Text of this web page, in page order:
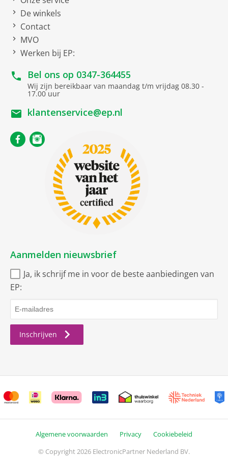
netto breedte
netto hoogte
netto diepte
netto gewicht
Soort
Handmixer
Uitrusting
Kneedhaken
2
De winkels
Contact
MVO
Werken bij EP:
Bel ons op 0347-364455
Wij zijn bereikbaar van maandag t/m vrijdag 08.30 -
17.00 uur
klantenservice@ep.nl
Aanmelden nieuwsbrief
Ja, ik schrijf me in voor de beste aanbiedingen van
EP:
Inschrijven
Algemene voorwaarden Privacy
Cookiebeleid
© Copyright 2026 ElectronicPartner Nederland BV.